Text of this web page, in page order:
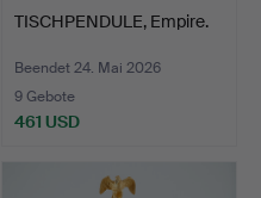
TISCHPENDULE, Empire.
Beendet 24. Mai 2026
9 Gebote
461 USD